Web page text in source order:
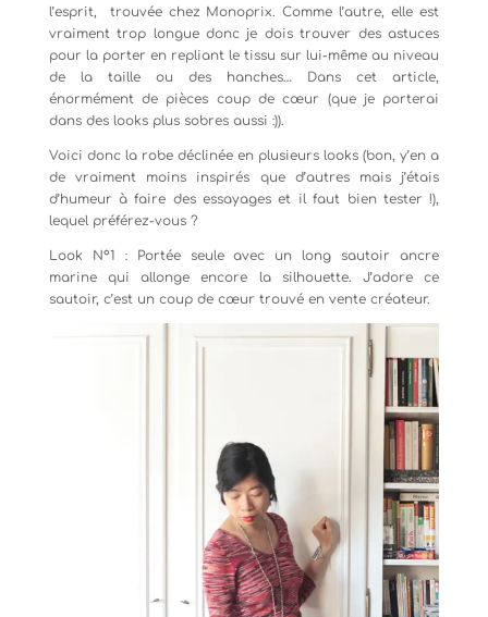
l’esprit, trouvée chez Monoprix. Comme l’autre, elle est
vraiment trop longue donc je dois trouver des astuces
pour la porter en repliant le tissu sur lui-même au niveau
de la taille ou des hanches… Dans cet article,
énormément de pièces coup de cœur (que je porterai
dans des looks plus sobres aussi :)).
Voici donc la robe déclinée en plusieurs looks (bon, y’en a
de vraiment moins inspirés que d’autres mais j’étais
d’humeur à faire des essayages et il faut bien tester !),
lequel préférez-vous ?
Look N°1 : Portée seule avec un long sautoir ancre
marine qui allonge encore la silhouette. J’adore ce
sautoir, c’est un coup de cœur trouvé en vente créateur.